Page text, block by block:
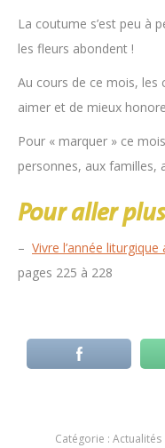
La coutume s’est peu à
les fleurs abondent !
Au cours de ce mois, les
aimer et de mieux
Pour « marquer » ce
personnes, aux familles,
Pour aller
– Vivre l’année
pages 225 à 228
Catégorie : Actualités